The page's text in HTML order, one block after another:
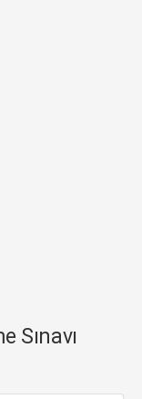
Sınavı